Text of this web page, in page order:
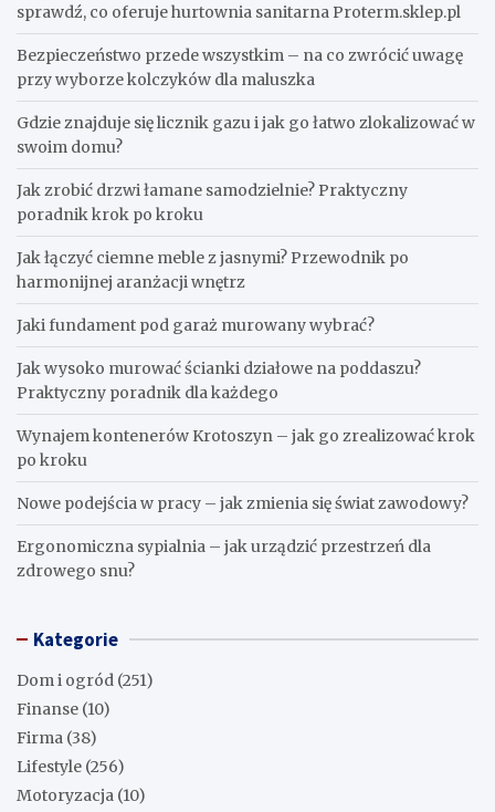
sprawdź, co oferuje hurtownia sanitarna Proterm.sklep.pl
Bezpieczeństwo przede wszystkim – na co zwrócić uwagę
przy wyborze kolczyków dla maluszka
Gdzie znajduje się licznik gazu i jak go łatwo zlokalizować w
swoim domu?
Jak zrobić drzwi łamane samodzielnie? Praktyczny
poradnik krok po kroku
Jak łączyć ciemne meble z jasnymi? Przewodnik po
harmonijnej aranżacji wnętrz
Jaki fundament pod garaż murowany wybrać?
Jak wysoko murować ścianki działowe na poddaszu?
Praktyczny poradnik dla każdego
Wynajem kontenerów Krotoszyn – jak go zrealizować krok
po kroku
Nowe podejścia w pracy – jak zmienia się świat zawodowy?
Ergonomiczna sypialnia – jak urządzić przestrzeń dla
zdrowego snu?
Kategorie
Dom i ogród (251)
Finanse (10)
Firma (38)
Lifestyle (256)
Motoryzacja (10)